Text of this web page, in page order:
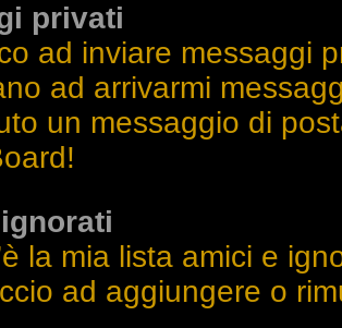
privati
ad inviare messaggi
ad arrivarmi
un messaggio di
la mia lista amici e
ad aggiungere o